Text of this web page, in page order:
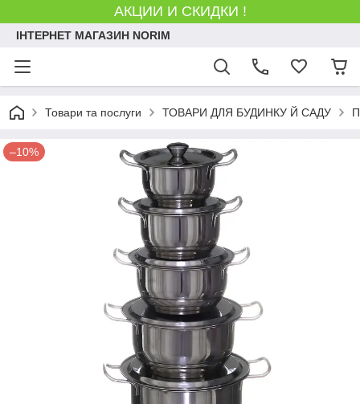
АКЦИИ И СКИДКИ !
ІНТЕРНЕТ МАГАЗИН NORIM
Товари та послуги ТОВАРИ ДЛЯ БУДИНКУ Й САДУ
–10%